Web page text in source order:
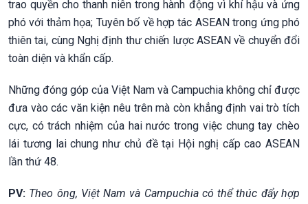
trao quyền cho thanh niên trong hành động vì khí hậu và ứng
phó với thảm họa; Tuyên bố về hợp tác ASEAN trong ứng phó
thiên tai, cùng Nghị định thư chiến lược ASEAN về chuyển đổi
toàn diện và khẩn cấp.
Những đóng góp của Việt Nam và Campuchia không chỉ được
đưa vào các văn kiện nêu trên mà còn khẳng định vai trò tích
cực, có trách nhiệm của hai nước trong việc chung tay chèo
lái tương lai chung như chủ đề tại Hội nghị cấp cao ASEAN
lần thứ 48.
PV: Theo ông, Việt Nam và Campuchia có thể thúc đẩy hợp